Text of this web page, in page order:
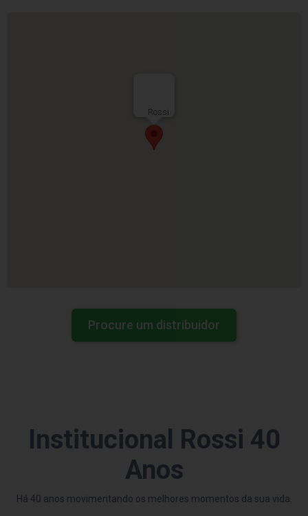
Rossi
Procure um distribuidor
Institucional Rossi 40
Anos
Há 40 anos movimentando os melhores momentos da sua vida.